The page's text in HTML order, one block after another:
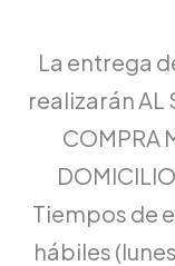
La entrega
realizarán AL
COMPRA
Tiempos de
hábiles